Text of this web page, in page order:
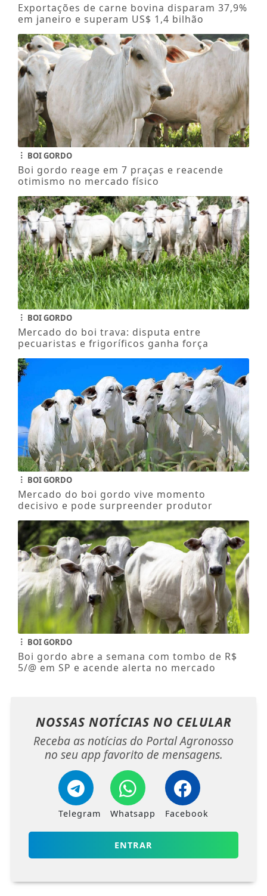
Exportações de carne bovina disparam 37,9%
em janeiro e superam US$ 1,4 bilhão
BOI GORDO
Boi gordo reage em 7 praças e reacende
otimismo no mercado físico
BOI GORDO
Mercado do boi trava: disputa entre
pecuaristas e frigoríficos ganha força
BOI GORDO
Mercado do boi gordo vive momento
decisivo e pode surpreender produtor
BOI GORDO
Boi gordo abre a semana com tombo de R$
5/@ em SP e acende alerta no mercado
NOSSAS NOTÍCIAS NO CELULAR
Receba as notícias do Portal Agronosso
no seu app favorito de mensagens.
Telegram Whatsapp Facebook
ENTRAR